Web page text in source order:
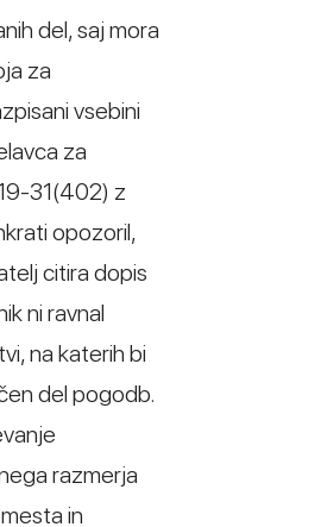
del, saj mora
za
vsebini
za
31(402) z
opozoril,
citira dopis
ni ravnal
na katerih bi
del pogodb.
razmerja
in